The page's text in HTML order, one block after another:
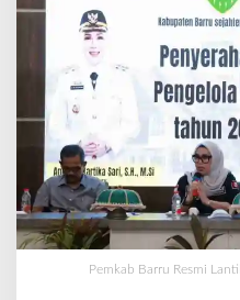
m
a
n
t
i
k
P
e
Pemkab Barru Resmi